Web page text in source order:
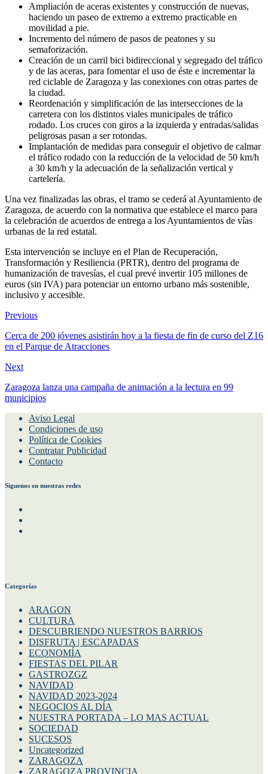
Ampliación de aceras existentes y construcción de nuevas,
haciendo un paseo de extremo a extremo practicable en
movilidad a pie.
Incremento del número de pasos de peatones y su
semaforización.
Creación de un carril bici bidireccional y segregado del tráfico
y de las aceras, para fomentar el uso de éste e incrementar la
red ciclable de Zaragoza y las conexiones con otras partes de
la ciudad.
Reordenación y simplificación de las intersecciones de la
carretera con los distintos viales municipales de tráfico
rodado. Los cruces con giros a la izquierda y entradas/salidas
peligrosas pasan a ser rotondas.
Implantación de medidas para conseguir el objetivo de calmar
el tráfico rodado con la reducción de la velocidad de 50 km/h
a 30 km/h y la adecuación de la señalización vertical y
cartelería.
Una vez finalizadas las obras, el tramo se cederá al Ayuntamiento de
Zaragoza, de acuerdo con la normativa que establece el marco para
la celebración de acuerdos de entrega a los Ayuntamientos de vías
urbanas de la red estatal.
Esta intervención se incluye en el Plan de Recuperación,
Transformación y Resiliencia (PRTR), dentro del programa de
humanización de travesías, el cual prevé invertir 105 millones de
euros (sin IVA) para potenciar un entorno urbano más sostenible,
inclusivo y accesible.
Previous
Cerca de 200 jóvenes asistirán hoy a la fiesta de fin de curso del Z16
en el Parque de Atracciones
Next
Zaragoza lanza una campaña de animación a la lectura en 99
municipios
Aviso Legal
Condiciones de uso
Política de Cookies
Contratar Publicidad
Contacto
Siguenos en nuestras redes
Categorías
ARAGON
CULTURA
DESCUBRIENDO NUESTROS BARRIOS
DISFRUTA | ESCAPADAS
ECONOMÍA
FIESTAS DEL PILAR
GASTROZGZ
NAVIDAD
NAVIDAD 2023-2024
NEGOCIOS AL DÍA
NUESTRA PORTADA – LO MAS ACTUAL
SOCIEDAD
SUCESOS
Uncategorized
ZARAGOZA
ZARAGOZA PROVINCIA